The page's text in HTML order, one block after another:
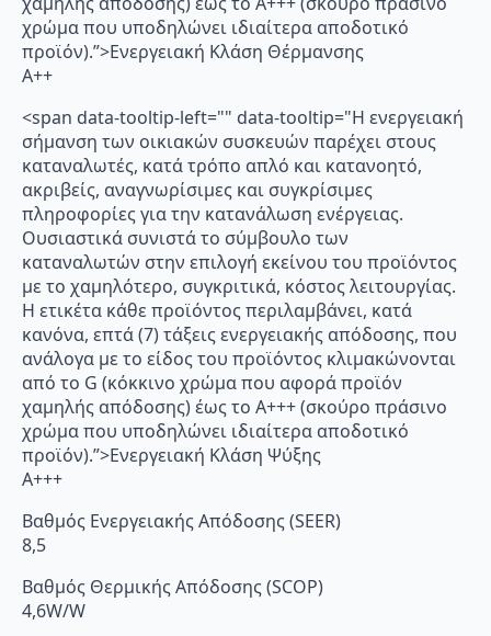
χρώμα που υποδηλώνει ιδιαίτερα αποδοτικό
προϊόν).”>Ενεργειακή Κλάση Θέρμανσης
A++
<span data-tooltip-left="" data-tooltip="Η ενεργειακή
σήμανση των οικιακών συσκευών παρέχει στους
καταναλωτές, κατά τρόπο απλό και κατανοητό,
ακριβείς, αναγνωρίσιμες και συγκρίσιμες
πληροφορίες για την κατανάλωση ενέργειας.
Ουσιαστικά συνιστά το σύμβουλο των
καταναλωτών στην επιλογή εκείνου του προϊόντος
με το χαμηλότερο, συγκριτικά, κόστος λειτουργίας.
Η ετικέτα κάθε προϊόντος περιλαμβάνει, κατά
κανόνα, επτά (7) τάξεις ενεργειακής απόδοσης, που
ανάλογα με το είδος του προϊόντος κλιμακώνονται
από το G (κόκκινο χρώμα που αφορά προϊόν
χαμηλής απόδοσης) έως το Α+++ (σκούρο πράσινο
χρώμα που υποδηλώνει ιδιαίτερα αποδοτικό
προϊόν).”>Ενεργειακή Κλάση Ψύξης
A+++
Βαθμός Ενεργειακής Απόδοσης (SEER)
8,5
Βαθμός Θερμικής Απόδοσης (SCOP)
4,6W/W